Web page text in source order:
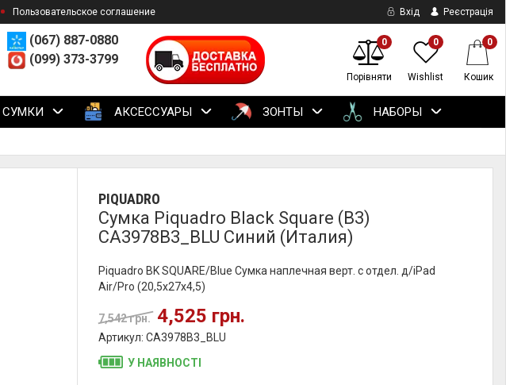
Пользовательское соглашение Вхід Реєстрація
(067) 887-0880
(099) 373-3799
0
Порівняти
0
Wishlist
0
Кошик
СУМКИ АКСЕССУАРЫ ЗОНТЫ НАБОРЫ
PIQUADRO
Сумка Piquadro Black Square (B3)
CA3978B3_BLU Синий (Италия)
Piquadro BK SQUARE/Blue Сумка наплечная верт. с отдел. д/iPad
Air/Pro (20,5x27x4,5)
7,542 грн. 4,525 грн.
Артикул: CA3978B3_BLU
У НАЯВНОСТІ